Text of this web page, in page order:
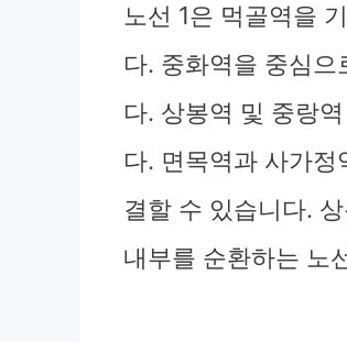
노선 1은 먹골역을
다. 중화역을 중심
다. 상봉역 및 중랑
다. 면목역과 사가
결할 수 있습니다.
내부를 순환하는 노